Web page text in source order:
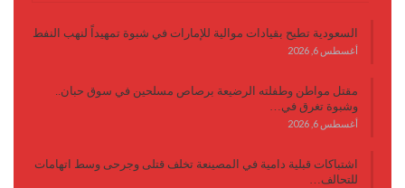
السعودية تطيح بقيادات موالية للإمارات في شبوة تمهيداً لنهب النفط
أغسطس 6, 2026
مقتل مواطن وطفلته الرضيعة برصاص مسلحين في سوق حبان..
وشبوة تغرق في…
أغسطس 6, 2026
اشتباكات قبلية دامية في المصينعة تخلف قتلى وجرحى وسط اتهامات
للتحالف…